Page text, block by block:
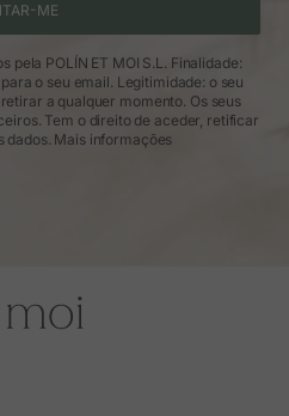
ME
pela POLÍN ET MOI S.L. Finalidade:
o seu email. Legitimidade: o seu
a qualquer momento. Os seus
Tem o direito de aceder, retificar
dados. Mais informações